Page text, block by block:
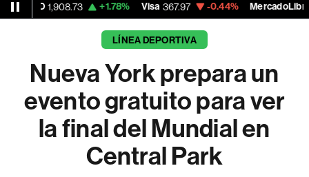
+1.78% Visa 367.97 -0.44% MercadoLibre 1,916.71
LÍNEA DEPORTIVA
Nueva York prepara un
evento gratuito para ver
la final del Mundial en
Central Park